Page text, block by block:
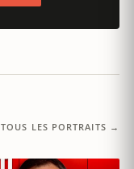
TOUS LES PORTRAITS →